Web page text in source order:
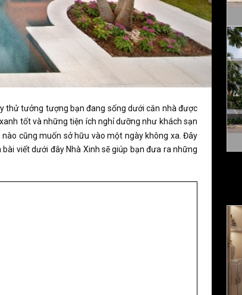
thử tưởng tượng bạn đang sống dưới căn nhà được
tốt và những tiện ích nghỉ dưỡng như khách sạn
cũng muốn sở hữu vào một ngày không xa. Đây
bài viết dưới đây Nhà Xinh sẽ giúp bạn đưa ra những